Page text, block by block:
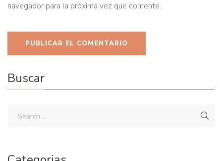
navegador para la próxima vez que comente.
Buscar